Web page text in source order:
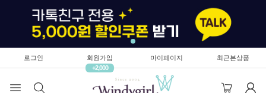
로그인
회원가입
+2,000
마이페이지 최근본상품